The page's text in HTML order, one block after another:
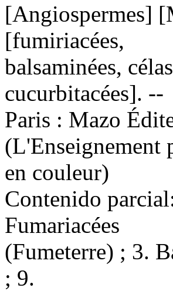
[Angiospermes]
[fumiriacées,
balsaminées,
cucurbitacées]. --
Paris : Mazo
(L'Enseignement
en couleur)
Contenido
Fumariacées
(Fumeterre) ; 3.
; 9.